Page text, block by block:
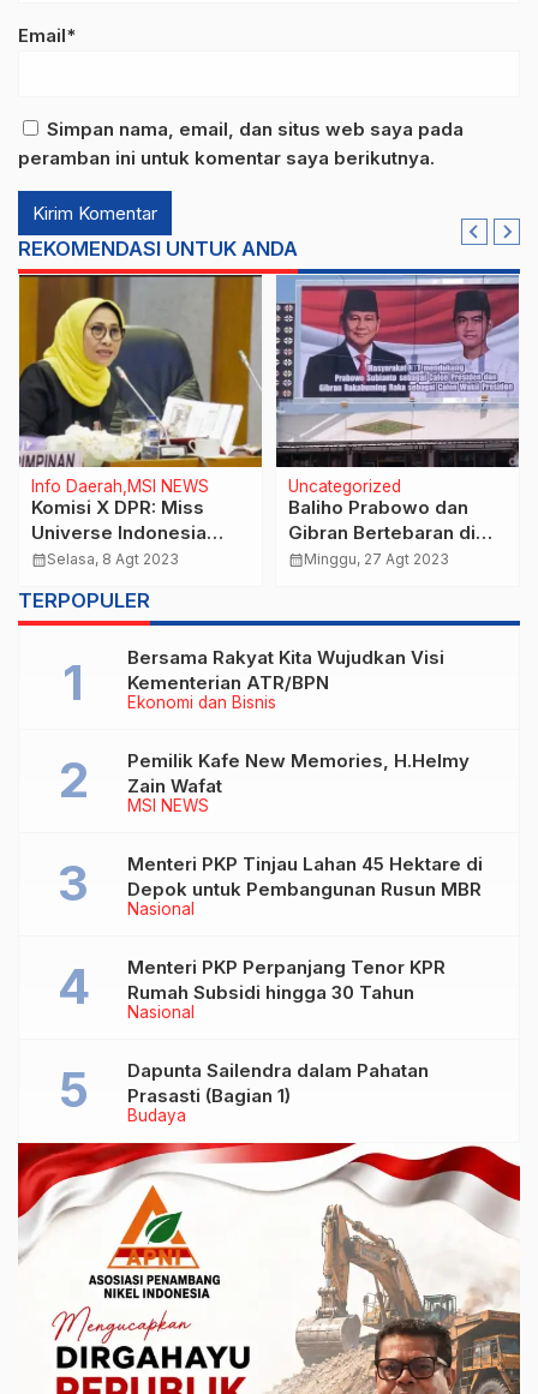
Email*
Simpan nama, email, dan situs web saya pada
peramban ini untuk komentar saya berikutnya.
REKOMENDASI UNTUK ANDA
Info Daerah MSI NEWS
Komisi X DPR: Miss
Universe Indonesia
DiFoto Telanjang Ada
calendar_monthSelasa, 8 Agt 2023
Uncategorized
Baliho Prabowo dan
Gibran Bertebaran di
NTT, Ini Hasil Surveinya
calendar_monthMinggu, 27 Agt 2023
TERPOPULER
Ekonomi dan Bisnis
Bersama Rakyat Kita Wujudkan Visi
Kementerian ATR/BPN
MSI NEWS
Pemilik Kafe New Memories, H.Helmy
Zain Wafat
Nasional
Menteri PKP Tinjau Lahan 45 Hektare di
Depok untuk Pembangunan Rusun MBR
Nasional
Menteri PKP Perpanjang Tenor KPR
Rumah Subsidi hingga 30 Tahun
Budaya
Dapunta Sailendra dalam Pahatan
Prasasti (Bagian 1)